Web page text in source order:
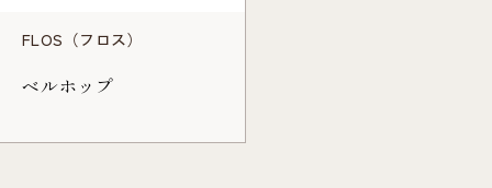
FLOS（フロス）
ベルホップ